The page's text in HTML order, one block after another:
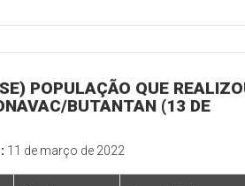
POPULAÇÃO QUE
BUTANTAN (13 DE
11 de março de 2022